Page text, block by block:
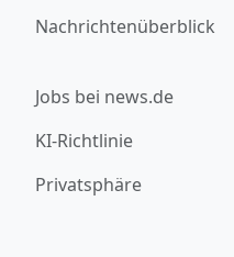
Nachrichtenüberblick
Jobs bei news.de
KI-Richtlinie
Privatsphäre